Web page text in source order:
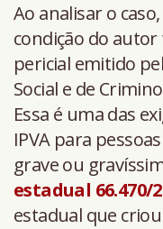
Ao analisar o
condição do
pericial emitido
Social e de
Essa é uma das
IPVA para
grave ou
estadual 66.470/
estadual que